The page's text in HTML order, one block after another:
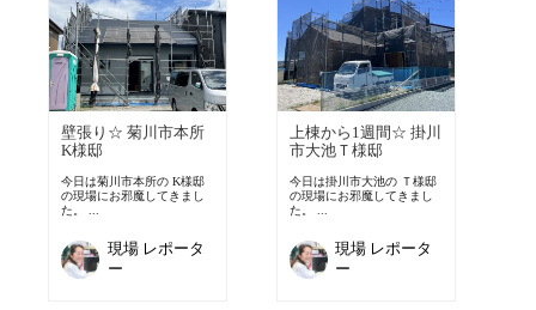
壁張り☆ 菊川市本所
K様邸
今日は菊川市本所の K様邸
の現場にお邪魔してきまし
た。 ...
現場 レポータ
ー
上棟から1週間☆ 掛川
市大池Ｔ様邸
今日は掛川市大池の Ｔ様邸
の現場にお邪魔してきまし
た。 ...
現場 レポータ
ー